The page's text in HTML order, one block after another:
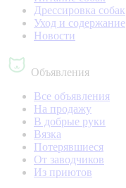
Дрессировка собак
Уход и содержание
Новости
Объявления
Все объявления
На продажу
В добрые руки
Вязка
Потерявшиеся
От заводчиков
Из приютов